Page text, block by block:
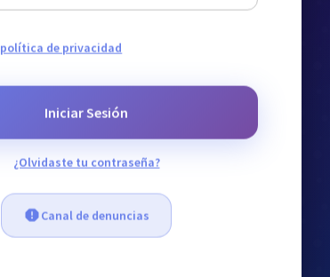
política de privacidad
Iniciar Sesión
¿Olvidaste tu contraseña?
Canal de denuncias